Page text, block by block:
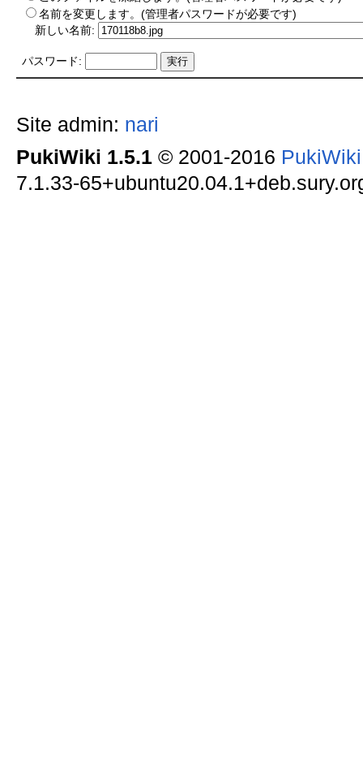
名前を変更します。(管理者パスワードが必要です)
新しい名前:
パスワード:
Site admin: nari
PukiWiki 1.5.1© 2001-2016
7.1.33-